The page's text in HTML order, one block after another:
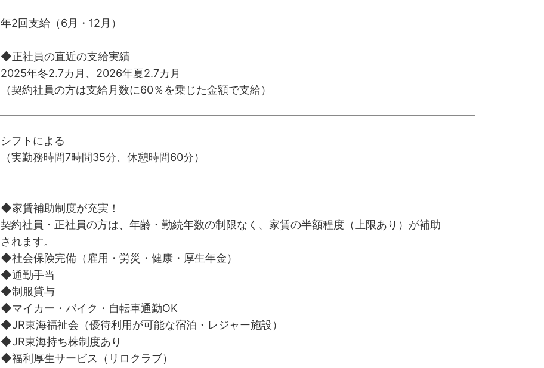
年2回支給（6月・12月）
◆正社員の直近の支給実績
2025年冬2.7カ月、2026年夏2.7カ月
（契約社員の方は支給月数に60％を乗じた金額で支給）
シフトによる
（実勤務時間7時間35分、休憩時間60分）
◆家賃補助制度が充実！
契約社員・正社員の方は、年齢・勤続年数の制限なく、家賃の半額程度（上限あり）が補助
されます。
◆社会保険完備（雇用・労災・健康・厚生年金）
◆通勤手当
◆制服貸与
◆マイカー・バイク・自転車通勤OK
◆JR東海福祉会（優待利用が可能な宿泊・レジャー施設）
◆JR東海持ち株制度あり
◆福利厚生サービス（リロクラブ）